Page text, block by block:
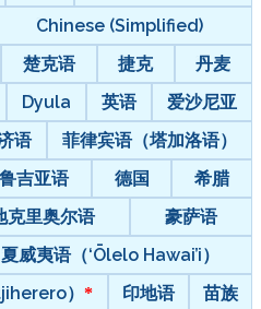
Chinese (Simplified)
楚克语 捷克
丹麦
Dyula 英语
爱沙尼亚
语
菲律宾语（塔加洛语）
吉亚语 德国
希腊
克里奥尔语
豪萨语
夏威夷语（‘Ōlelo Hawai’i）
） 印地语
苗族